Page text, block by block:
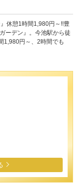
休憩1時間1,980円～!!豊
ーデン』。今池駅から徒
1,980円～、2時間でも